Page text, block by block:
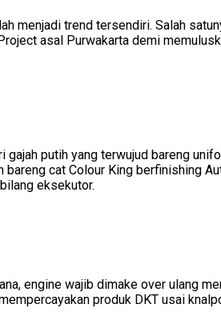
menjadi trend tersendiri. Salah
asal Purwakarta demi
putih yang terwujud bareng
cat Colour King berfinishing
eksekutor.
engine wajib dimake over ulang
produk DKT usai